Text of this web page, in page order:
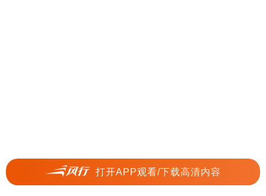
打开APP观看/下载高清内容